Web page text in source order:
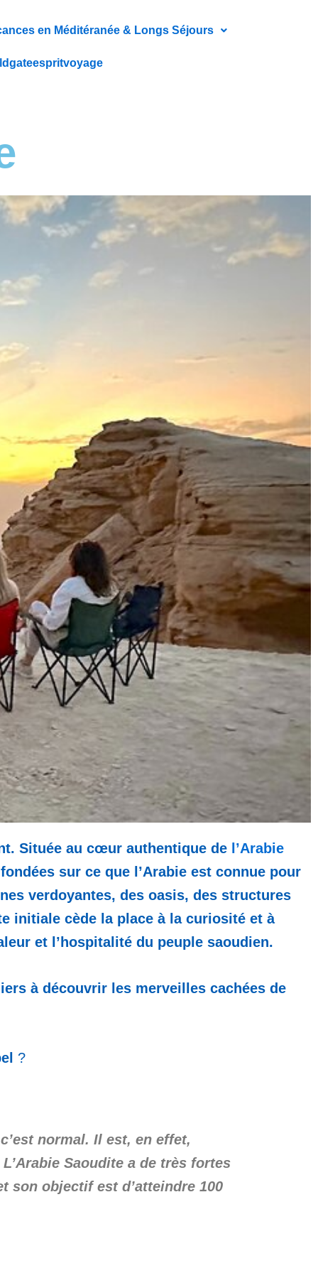
en Méditéranée & Longs Séjours
Située au cœur authentique de l’Arabie
sur ce que l’Arabie est connue pour
verdoyantes, des oasis, des structures
initiale cède la place à la curiosité et à
et l’hospitalité du peuple saoudien.
à découvrir les merveilles cachées de
?
normal. Il est, en effet,
Saoudite a de très fortes
son objectif est d’atteindre 100